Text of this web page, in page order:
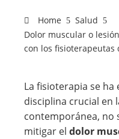
Home
Salud
Dolor muscular o
con los fisioterapeutas
La fisioterapia se
disciplina crucial en
contemporánea, no
mitigar el dolor